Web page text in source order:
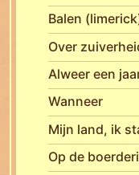
Balen
Over
Alweer een
Wanneer
Mijn land, ik
Op de